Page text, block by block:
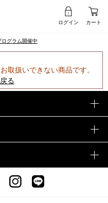
ログイン カート
ログラム開催中
取扱いできない商品です。
る